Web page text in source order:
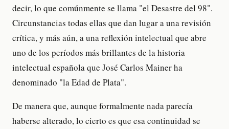
decir, lo que comúnmente se llama "el Desastre del 98".
Circunstancias todas ellas que dan lugar a una revisión
crítica, y más aún, a una reflexión intelectual que abre
uno de los períodos más brillantes de la historia
intelectual española que José Carlos Mainer ha
denominado "la Edad de Plata".
De manera que, aunque formalmente nada parecía
haberse alterado, lo cierto es que esa continuidad se